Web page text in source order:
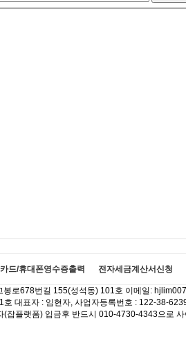
드/휴대폰영수증출력 전자세금계산서신청
로678번길 155(성석동) 101호 이메일:
대표자 : 임현자, 사업자등록번호 : 122-38-
잡플랫폼) 입금후 반드시 010-4730-4343으로